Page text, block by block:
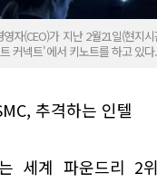
자(CEO)가 지난 2월21일(현지
커넥트'에서 키노트를 하고 있
추격하는 인텔
세계 파운드리 2